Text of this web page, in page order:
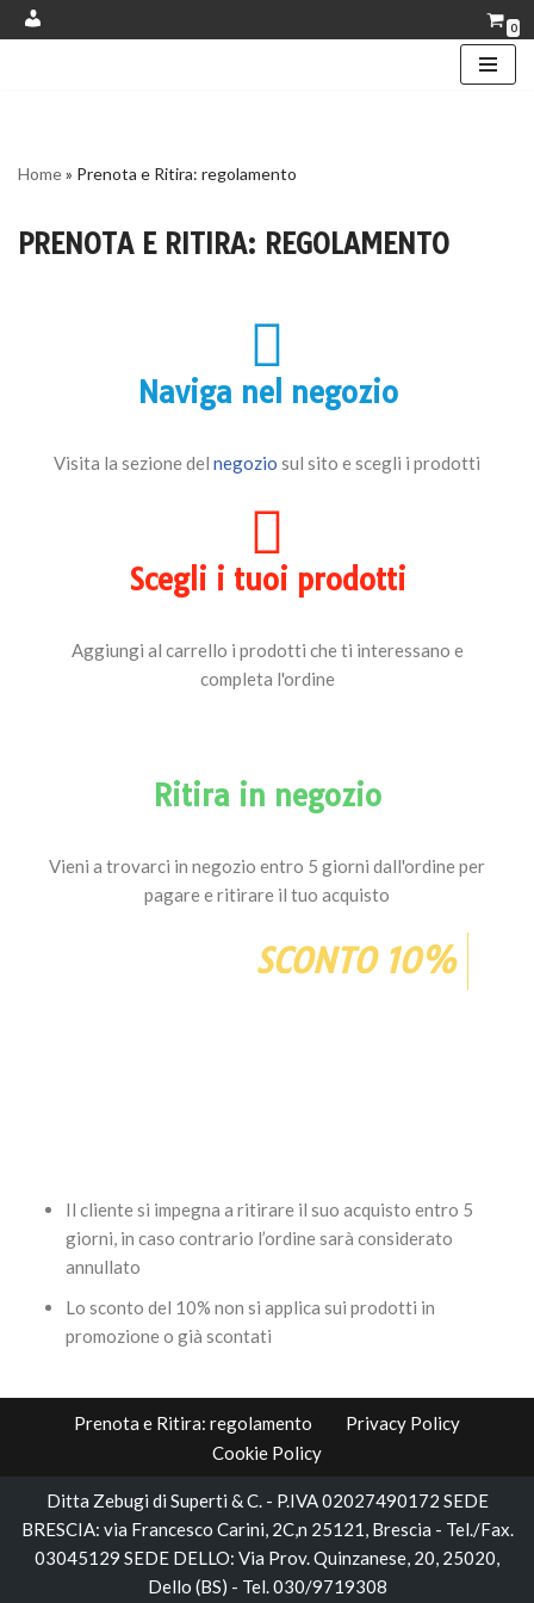
Account 0
Home» Prenota e Ritira: regolamento
PRENOTA E RITIRA: REGOLAMENTO
Naviga nel negozio
Visita la sezione del negozio sul sito e scegli i prodotti
Scegli i tuoi prodotti
Aggiungi al carrello i prodotti che ti interessano e
completa l'ordine
Ritira in negozio
Vieni a trovarci in negozio entro 5 giorni dall'ordine per
pagare e ritirare il tuo acquisto
SCONTO 10%
Il cliente si impegna a ritirare il suo acquisto entro 5
giorni, in caso contrario l’ordine sarà considerato
annullato
Lo sconto del 10% non si applica sui prodotti in
promozione o già scontati
Prenota e Ritira: regolamento
Privacy Policy
Cookie Policy
Ditta Zebugi di Superti & C. - P.IVA 02027490172 SEDE
BRESCIA: via Francesco Carini, 2C,n 25121, Brescia - Tel./Fax.
03045129 SEDE DELLO: Via Prov. Quinzanese, 20, 25020,
Dello (BS) - Tel. 030/9719308